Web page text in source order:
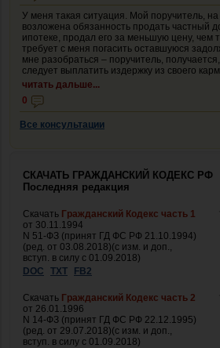
У меня такая ситуация. Мой поручитель,
возложена обязанность продать частный
ипотеке, продал его за меньшую цену, чем
требует с меня погасить оставшуюся
мне разобраться – поручитель,
следует выплатить издержку из своего
читать дальше...
0
Все консультации
СКАЧАТЬ ГРАЖДАНСКИЙ КОДЕКС РФ
Последняя редакция
Скачать Гражданский Кодекс часть 1
от 30.11.1994
N 51-ФЗ (принят ГД ФС РФ 21.10.1994)
(ред. от 03.08.2018)(с изм. и доп.,
вступ. в силу с 01.09.2018)
DOC
TXT FB2
Скачать Гражданский Кодекс часть 2
от 26.01.1996
N 14-ФЗ (принят ГД ФС РФ 22.12.1995)
(ред. от 29.07.2018)(с изм. и доп.,
вступ. в силу с 01.09.2018)